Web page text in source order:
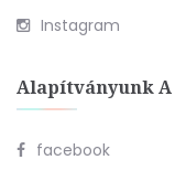
Instagram
Alapítványunk A
facebook